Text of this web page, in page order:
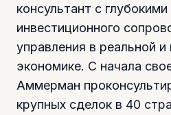
консультант с
инвестиционного
управления в реальной
экономике. С начала
Аммерман
крупных сделок в 40